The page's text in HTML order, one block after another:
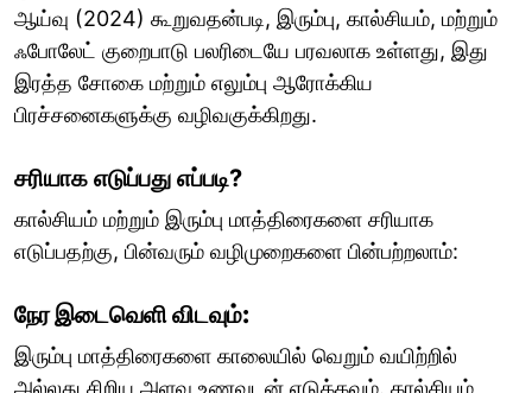
ஆய்வு (2024) கூறுவதன்படி, இரும்பு, கால்சியம், மற்றும்
ஃபோலேட் குறைபாடு பலரிடையே பரவலாக உள்ளது, இது
இரத்த சோகை மற்றும் எலும்பு ஆரோக்கிய
பிரச்சனைகளுக்கு வழிவகுக்கிறது.
சரியாக எடுப்பது எப்படி?
கால்சியம் மற்றும் இரும்பு மாத்திரைகளை சரியாக
எடுப்பதற்கு, பின்வரும் வழிமுறைகளை பின்பற்றலாம்:
நேர இடைவெளி விடவும்:
இரும்பு மாத்திரைகளை காலையில் வெறும் வயிற்றில்
அல்லது சிறிய அளவு உணவுடன் எடுக்கவும். கால்சியம்